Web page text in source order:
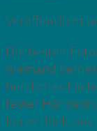
Veröffentlicht
Die besten
niemand
herzliches
fester
kurze Blick, aus